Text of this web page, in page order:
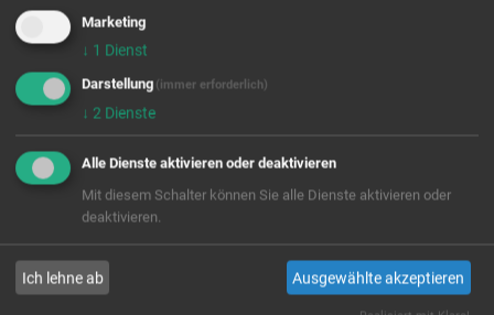
Wir rufen für dich von OpenStreetMap.org Kartendaten ab.
anzuzeigen. Es handelt sich um einen US-Anbieter, der Cookies
setzt. Indem du die Verwendung dieser Cookies zustimmst,
willigst du auch ausdrücklich in die Verarbeitung deiner Daten in
Marketing
↓ 1 Dienst
Darstellung (immer erforderlich)
↓ 2 Dienste
Alle Dienste aktivieren oder deaktivieren
Mit diesem Schalter können Sie alle Dienste aktivieren oder
deaktivieren.
Ich lehne ab Ausgewählte akzeptieren